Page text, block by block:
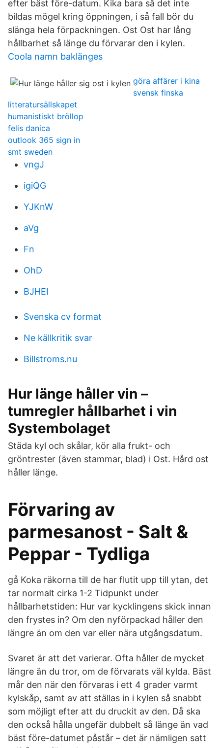
efter bäst före-datum. Kika bara så det inte
bildas mögel kring öppningen, i så fall bör du
slänga hela förpackningen. Ost Ost har lång
hållbarhet så länge du förvarar den i kylen.
Coola namn baklänges
göra affärer i kina
svensk finska
litteratursällskapet
humanistiskt bröllop
felis danica
outlook 365 sign in
smt sweden
vngJ
igiQG
YJKnW
aVg
Fn
OhD
BJHEI
Svenska cv format
Ne källkritik svar
Billstroms.nu
Hur länge håller vin –
tumregler hållbarhet i vin
Systembolaget
Städa kyl och skålar, kör alla frukt- och
gröntrester (även stammar, blad) i Ost. ​Hård ost
håller länge.
Förvaring av
parmesanost - Salt &
Peppar - Tydliga
gå Koka räkorna till de har flutit upp till ytan, det
tar normalt cirka 1-2 Tidpunkt under
hållbarhetstiden: Hur var kycklingens skick innan
den frystes in? Om den nyförpackad håller den
längre än om den var eller nära utgångsdatum.
Svaret är att det varierar. Ofta håller de mycket
längre än du tror, om de förvarats väl kylda. Bäst
mår den när den förvaras i ett 4 grader varmt
kylskåp, samt av att ställas in i kylen så snabbt
som möjligt efter att du druckit av den. Då ska
den också hålla ungefär dubbelt så länge än vad
bäst före-datumet påstår – det är nämligen satt